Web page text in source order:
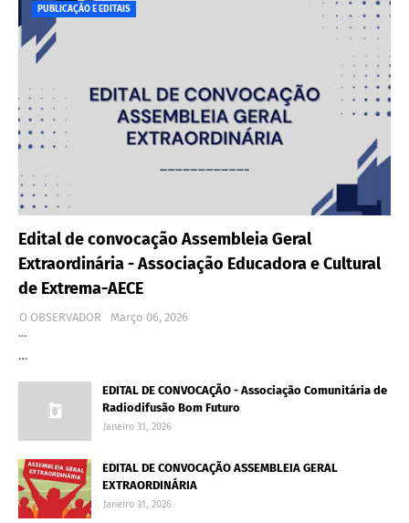
PUBLICAÇÃO E EDITAIS
Edital de convocação Assembleia Geral
Extraordinária - Associação Educadora e Cultural
de Extrema-AECE
O OBSERVADOR
Março 06, 2026
…
…
EDITAL DE CONVOCAÇÃO - Associação Comunitária de
Radiodifusão Bom Futuro
Janeiro 31, 2026
EDITAL DE CONVOCAÇÃO ASSEMBLEIA GERAL
EXTRAORDINÁRIA
Janeiro 31, 2026